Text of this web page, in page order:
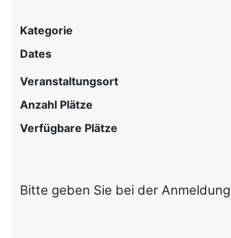
Kategorie
Dates
Veranstaltungsort
Anzahl Plätze
Verfügbare Plätze
Bitte geben Sie bei der